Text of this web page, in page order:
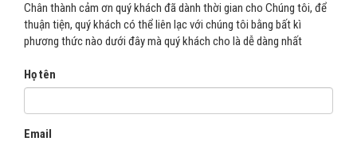
Chân thành cảm ơn quý khách đã dành thời gian cho Chúng tôi, để
thuận tiện, quý khách có thể liên lạc với chúng tôi bằng bất kì
phương thức nào dưới đây mà quý khách cho là dễ dàng nhất
Họ tên
Email
Danh mục hỗ trợ*
Loại yêu cầu*
Địa chỉ doanh nghiệp *
Chọn sản phẩm/dịch vụ mua*